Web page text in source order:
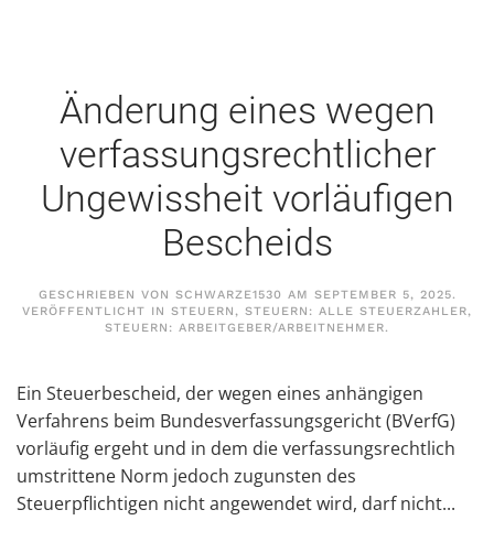
Änderung eines wegen
verfassungsrechtlicher
Ungewissheit vorläufigen
Bescheids
GESCHRIEBEN VON SCHWARZE1530 AM SEPTEMBER 5, 2025.
VERÖFFENTLICHT IN STEUERN, STEUERN: ALLE STEUERZAHLER,
STEUERN: ARBEITGEBER/ARBEITNEHMER.
Ein Steuerbescheid, der wegen eines anhängigen
Verfahrens beim Bundesverfassungsgericht (BVerfG)
vorläufig ergeht und in dem die verfassungsrechtlich
umstrittene Norm jedoch zugunsten des
Steuerpflichtigen nicht angewendet wird, darf nicht...